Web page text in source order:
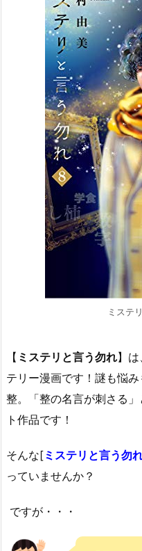
ミステ
【 ミステリと言う勿れ】
テリー漫画です！謎も悩
整。「整の名言が刺さる
ト作品です！
そんな[ミステリと言う勿
っていませんか？
ですが・・・